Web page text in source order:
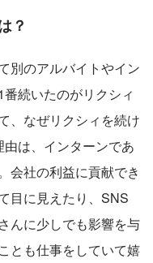
？
別のアルバイトやイン
続いたのがリクシィ
、なぜリクシィを続け
は、インターンであ
会社の利益に貢献でき
目に見えたり、SNS
んに少しでも影響を与
とも仕事をしていて嬉